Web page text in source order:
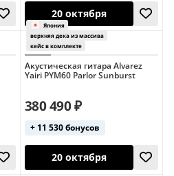
20 октября
Акустическая гитара Alvarez
Yairi PYM60 Parlor Sunburst
380 490 ₽
+ 11 530 бонусов